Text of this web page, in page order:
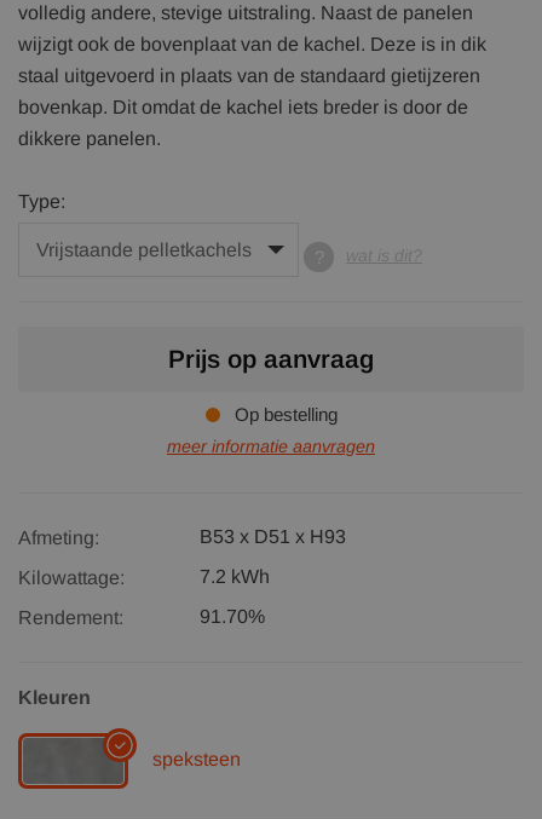
volledig andere, stevige uitstraling. Naast de panelen
wijzigt ook de bovenplaat van de kachel. Deze is in dik
staal uitgevoerd in plaats van de standaard gietijzeren
bovenkap. Dit omdat de kachel iets breder is door de
dikkere panelen.
Type:
wat is dit?
Prijs op aanvraag
Op bestelling
meer informatie aanvragen
Afmeting:
B53 x D51 x H93
Kilowattage:
7.2 kWh
Rendement:
91.70%
Kleuren
speksteen